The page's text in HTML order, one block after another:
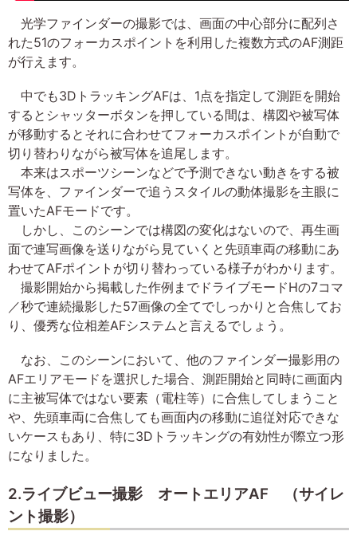
光学ファインダーの撮影では、画面の中心部分に配列さ
れた51のフォーカスポイントを利用した複数方式のAF測距
が行えます。
中でも3DトラッキングAFは、1点を指定して測距を開始
するとシャッターボタンを押している間は、構図や被写体
が移動するとそれに合わせてフォーカスポイントが自動で
切り替わりながら被写体を追尾します。
本来はスポーツシーンなどで予測できない動きをする被
写体を、ファインダーで追うスタイルの動体撮影を主眼に
置いたAFモードです。
しかし、このシーンでは構図の変化はないので、再生画
面で連写画像を送りながら見ていくと先頭車両の移動にあ
わせてAFポイントが切り替わっている様子がわかります。
撮影開始から掲載した作例までドライブモードHの7コマ
／秒で連続撮影した57画像の全てでしっかりと合焦してお
り、優秀な位相差AFシステムと言えるでしょう。
なお、このシーンにおいて、他のファインダー撮影用の
AFエリアモードを選択した場合、測距開始と同時に画面内
に主被写体ではない要素（電柱等）に合焦してしまうこと
や、先頭車両に合焦しても画面内の移動に追従対応できな
いケースもあり、特に3Dトラッキングの有効性が際立つ形
になりました。
2.ライブビュー撮影 オートエリアAF （サイレ
ント撮影）